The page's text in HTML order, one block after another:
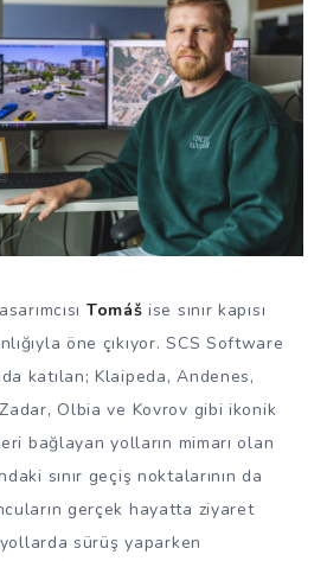
Tomáš ise sınır kapısı
öne çıkıyor. SCS Software
katılan; Klaipeda, Andenes,
Olbia ve Kovrov gibi ikonik
bağlayan yolların mimarı olan
sınır geçiş noktalarının da
gerçek hayatta ziyaret
sürüş yaparken